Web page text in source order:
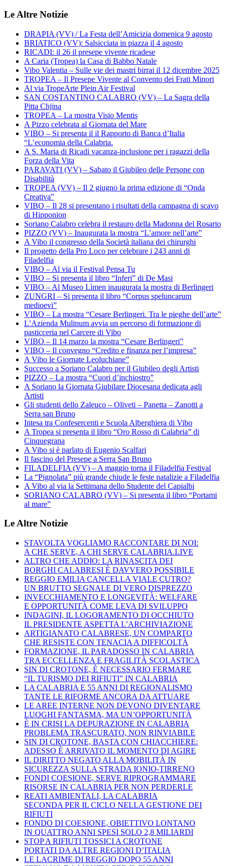
Le Altre Notizie
DRAPIA (VV) / La Festa dell’Amicizia domenica 9 agosto
BRIATICO (VV): Salsicciata in piazza il 4 agosto
RICADI: il 26 il presepe vivente ricadese
A Caria (Tropea) la Casa di Babbo Natale
Vibo Valentia – Sulle vie dei mastri birrai il 12 dicembre 2025
TROPEA – Il Presepe Vivente al Convento dei Frati Minori
Al via TropeArte Plein Air Festival
SAN COSTANTINO CALABRO (VV) – La Sagra della
Pitta Chjina
TROPEA – La mostra Visio Mentis
A Pizzo celebrata al Giornata del Mare
VIBO – Si presenta il il Rapporto di Banca d’Italia
“L’economia della Calabria.
A S. Maria di Ricadi vacanza-inclusione per i ragazzi della
Forza della Vita
PARAVATI (VV) – Sabato il Giubileo delle Persone con
Disabilità
TROPEA (VV) – Il 2 giugno la prima edizione di “Onda
Creativa”
VIBO – Il 28 si presentano i risultati della campagna di scavo
di Hipponion
Soriano Calabro celebra il restauro della Madonna del Rosario
PIZZO (VV) – Inaugurata la mostra “L’amore nell’arte”
A Vibo il congresso della Società italiana dei chirurghi
Il progetto della Pro Loco per celebrare i 243 anni di
Filadelfia
VIBO – Al via il Festival Pensa Tu
VIBO – Si presenta il libro “Inferi” di De Masi
VIBO – Al Museo Lìmen inaugurata la mostra di Berlingeri
ZUNGRI – Si presenta il libro “Corpus speluncarum
medioevi”
VIBO – La mostra “Cesare Berlingeri. Tra le pieghe dell’arte”
L’Azienda Mulinum avvia un percorso di formazione di
pasticceria nel Carcere di Vibo
VIBO – Il 14 marzo la mostra “Cesare Berlingeri”
VIBO – Il convegno “Credito e finanza per l’impresa”
A Vibo le Giornate Leoluchiane”
Successo a Soriano Calabro per il Giubileo degli Artisti
PIZZO – La mostra “Cuori d’inchiostro”
A Soriano la Giornata Giubilare Diocesana dedicata agli
Artisti
Gli studenti dello Zaleuco – Oliveti – Panetta – Zanotti a
Serra san Bruno
Intesa tra Confesercenti e Scuola Alberghiera di Vibo
A Tropea si presenta il libro “Oro Rosso di Calabria” di
Cinquegrana
A Vibo si è parlato di Eugenio Scalfari
Il fascino del Presepe a Serra San Bruno
FILADELFIA (VV) – A maggio torna il Filadelfia Festival
La “Pignolata” più grande chiude le feste natalizie a Filadelfia
A Vibo al via la Settimana dello Studente del Capialbi
SORIANO CALABRO (VV) – Si presenta il libro “Portami
al mare”
Le Altre Notizie
STAVOLTA VOGLIAMO RACCONTARE DI NOI:
A CHE SERVE, A CHI SERVE CALABRIA.LIVE
ALTRO CHE ADDIO: LA RINASCITA DEI
BORGHI CALABRESI È DAVVERO POSSIBILE
REGGIO EMILIA CANCELLA VIALE CUTRO?
UN BRUTTO SEGNALE DI VERO DISPREZZO
INVECCHIAMENTO E LONGEVITÀ: WELFARE
E OPPORTUNITÀ COME LEVA DI SVILUPPO
INDAGINI, IL LOGORAMENTO DI OCCHIUTO
IL PRESIDENTE ASPETTA L’ARCHIVIAZIONE
ARTIGIANATO CALABRESE, UN COMPARTO
CHE RESISTE CON TENACIA A DIFFICOLTÀ
FORMAZIONE, IL PARADOSSO IN CALABRIA
TRA ECCELLENZA E FRAGILITÀ SCOLASTICA
SIN DI CROTONE, È NECESSARIO FERMARE
“IL TURISMO DEI RIFIUTI” IN CALABRIA
LA CALABRIA E 55 ANNI DI REGIONALISMO
TANTE LE RIFORME ANCORA DA ATTUARE
LE AREE INTERNE NON DEVONO DIVENTARE
LUOGHI FANTASMA, MA UN’OPPORTUNITÀ
È IN CRISI LA DEPURAZIONE IN CALABRIA
PROBLEMA TRASCURATO, NON RINVIABILE
SIN DI CROTONE, BASTA CON CHIACCHIERE:
ADESSO È ARRIVATO IL MOMENTO DI AGIRE
IL DIRITTO NEGATO ALLA MOBILITÀ IN
SICUREZZA SULLA STRADA IONIO-TIRRENO
FONDI COESIONE, SERVE RIPROGRAMMARE
RISORSE IN CALABRIA PER NON PERDERLE
REATI AMBIENTALI, LA CALABRIA
SECONDA PER IL CICLO NELLA GESTIONE DEI
RIFIUTI
FONDO DI COESIONE, OBIETTIVO LONTANO
IN QUATTRO ANNI SPESI SOLO 2,8 MILIARDI
STOP A RIFIUTI TOSSICI A CROTONE
PORTATI DA ALTRE REGIONI D’ITALIA
LE LACRIME DI REGGIO DOPO 55 ANNI